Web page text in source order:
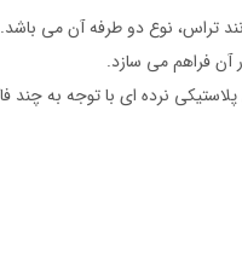
تراس، نوع دو طرفه آن می باشد.
آن فراهم می سازد.